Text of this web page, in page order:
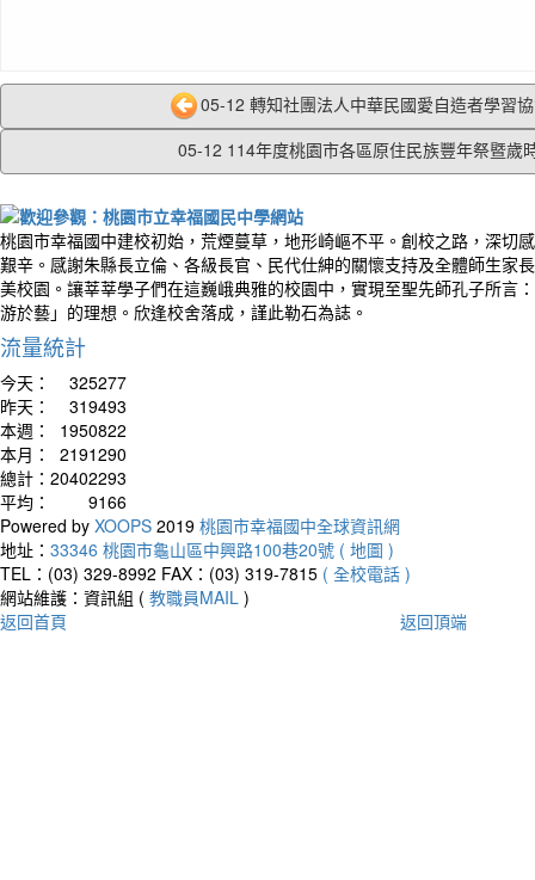
05-12 轉知社團法人中華民國愛自造者學習
05-12 114年度桃園市各區原住民族豐年祭暨歲
桃園市幸福國中建校初始，荒煙蔓草，地形崎嶇不平。創校之路，深切
艱辛。感謝朱縣長立倫、各級長官、民代仕紳的關懷支持及全體師生家
美校園。讓莘莘學子們在這巍峨典雅的校園中，實現至聖先師孔子所言
游於藝」的理想。欣逢校舍落成，謹此勒石為誌。
流量統計
今天：
325277
昨天：
319493
本週：
1950822
本月：
2191290
總計： 20402293
平均：
9166
Powered by XOOPS 2019 桃園市幸福國中全球資訊網
地址： 33346 桃園市龜山區中興路100巷20號 ( 地圖 )
TEL：(03) 329-8992 FAX：(03) 319-7815 ( 全校電話 )
網站維護：資訊組 ( 教職員MAIL )
返回首頁
返回頂端